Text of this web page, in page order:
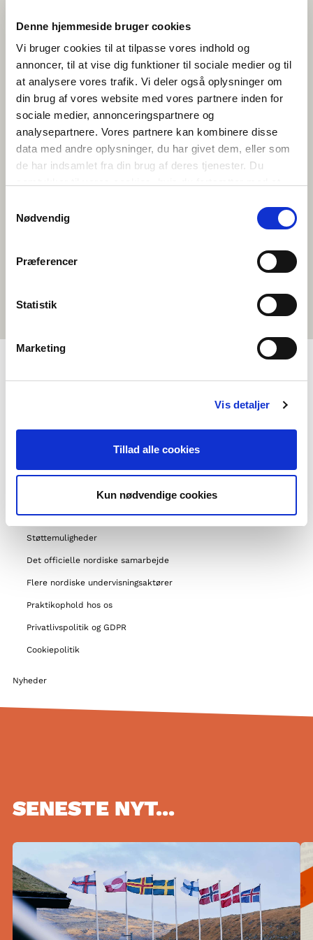
Denne hjemmeside bruger cookies
Vi bruger cookies til at tilpasse vores indhold og
annoncer, til at vise dig funktioner til sociale medier og til
at analysere vores trafik. Vi deler også oplysninger om
din brug af vores website med vores partnere inden for
sociale medier, annonceringspartnere og
analysepartnere. Vores partnere kan kombinere disse
data med andre oplysninger, du har givet dem, eller som
de har indsamlet fra din brug af deres tjenester. Du
Nødvendig
Præferencer
Statistik
Marketing
Vis detaljer
Tillad alle cookies
Kun nødvendige cookies
Ofte stillede spørgsmål
Om Foreningen NORDEN
Vores andre projekter
Støttemuligheder
Det officielle nordiske samarbejde
Flere nordiske undervisningsaktører
Praktikophold hos os
Privatlivspolitik og GDPR
Cookiepolitik
Nyheder
Uppmuntra eleverna att vara öppna, lyssna aktivt och
förstå allt, det viktiga är att försöka.
5. FÖLJ UPP EFTERÅT
svårt, och vad eleverna lärde sig. Många tycker det är
roligt och vill gärna delta igen, ett tecken på att
TESTA MED DIN KLASS!
SENESTE NYT...